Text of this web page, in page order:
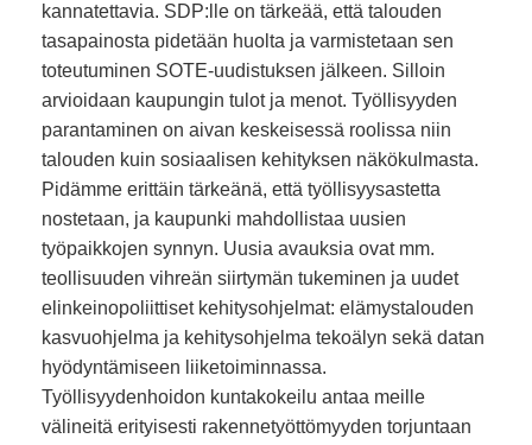
kannatettavia. SDP:lle on tärkeää, että talouden
tasapainosta pidetään huolta ja varmistetaan sen
toteutuminen SOTE-uudistuksen jälkeen. Silloin
arvioidaan kaupungin tulot ja menot. Työllisyyden
parantaminen on aivan keskeisessä roolissa niin
talouden kuin sosiaalisen kehityksen näkökulmasta.
Pidämme erittäin tärkeänä, että työllisyysastetta
nostetaan, ja kaupunki mahdollistaa uusien
työpaikkojen synnyn. Uusia avauksia ovat mm.
teollisuuden vihreän siirtymän tukeminen ja uudet
elinkeinopoliittiset kehitysohjelmat: elämystalouden
kasvuohjelma ja kehitysohjelma tekoälyn sekä datan
hyödyntämiseen liiketoiminnassa.
Työllisyydenhoidon kuntakokeilu antaa meille
välineitä erityisesti rakennetyöttömyyden torjuntaan